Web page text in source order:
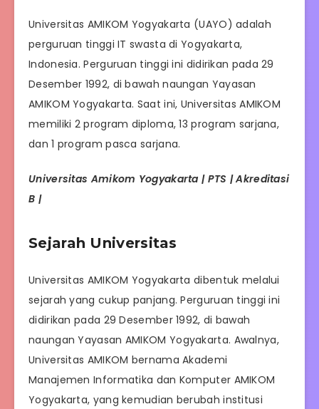
Universitas AMIKOM Yogyakarta (UAYO) adalah
perguruan tinggi IT swasta di Yogyakarta,
Indonesia. Perguruan tinggi ini didirikan pada 29
Desember 1992, di bawah naungan Yayasan
AMIKOM Yogyakarta. Saat ini, Universitas AMIKOM
memiliki 2 program diploma, 13 program sarjana,
dan 1 program pasca sarjana.
Universitas Amikom Yogyakarta | PTS | Akreditasi
B |
Sejarah Universitas
Universitas AMIKOM Yogyakarta dibentuk melalui
sejarah yang cukup panjang. Perguruan tinggi ini
didirikan pada 29 Desember 1992, di bawah
naungan Yayasan AMIKOM Yogyakarta. Awalnya,
Universitas AMIKOM bernama Akademi
Manajemen Informatika dan Komputer AMIKOM
Yogyakarta, yang kemudian berubah institusi